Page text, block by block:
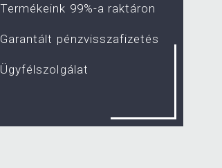
Termékeink 99%-a raktáron
Garantált pénzvisszafizetés
Ügyfélszolgálat